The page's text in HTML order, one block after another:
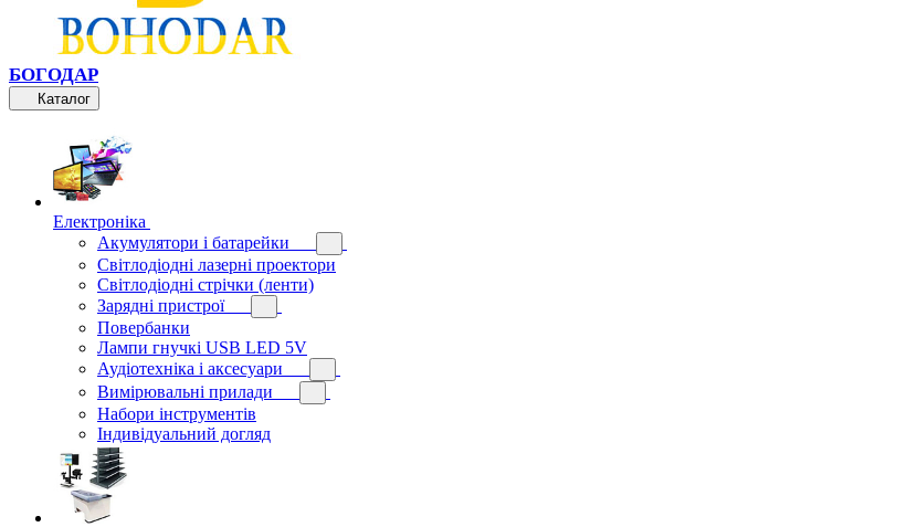
БОГОДАР
Каталог
Електроніка
Акумулятори і батарейки
Світлодіодні лазерні проектори
Світлодіодні стрічки (ленти)
Зарядні пристрої
Повербанки
Лампи гнучкі USB LED 5V
Аудіотехніка і аксесуари
Вимірювальні прилади
Набори інструментів
Індивідуальний догляд